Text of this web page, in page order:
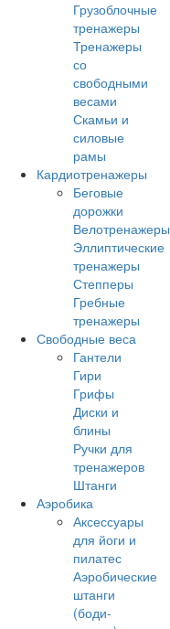
Грузоблочные
тренажеры
Тренажеры
со
свободными
весами
Скамьи и
силовые
рамы
Кардиотренажеры
Беговые
дорожки
Велотренажеры
Эллиптические
тренажеры
Степперы
Гребные
тренажеры
Свободные веса
Гантели
Гири
Грифы
Диски и
блины
Ручки для
тренажеров
Штанги
Аэробика
Аксессуары
для йоги и
пилатес
Аэробические
штанги
(боди-